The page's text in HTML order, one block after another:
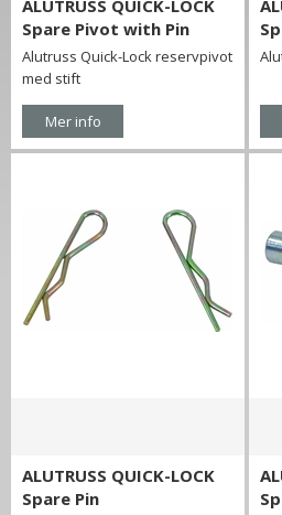
ALUTRUSS QUICK-LOCK
Spare Pivot with Pin
Alutruss Quick-Lock reservpivot
med stift
Mer info
ALUTRUSS QUICK-LOCK
Spare Pin